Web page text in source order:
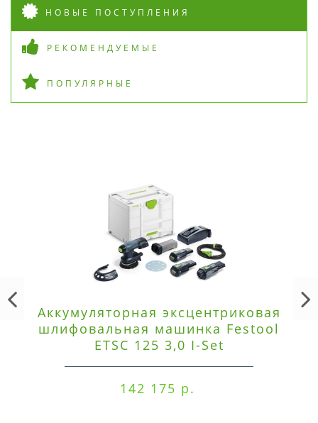
НОВЫЕ ПОСТУПЛЕНИЯ
РЕКОМЕНДУЕМЫЕ
ПОПУЛЯРНЫЕ
Аккумуляторная эксцентриковая
шлифовальная машинка Festool
ETSC 125 3,0 I-Set
142 175 р.